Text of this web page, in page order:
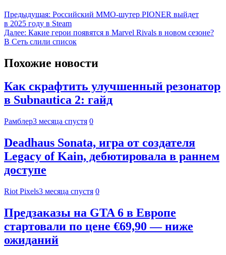
Предыдущая: Российский MMO-шутер PIONER выйдет
в 2025 году в Steam
Далее: Какие герои появятся в Marvel Rivals в новом сезоне?
В Сеть слили список
Похожие новости
Как скрафтить улучшенный резонатор
в Subnautica 2: гайд
Рамблер3 месяца спустя 0
Deadhaus Sonata, игра от создателя
Legacy of Kain, дебютировала в раннем
доступе
Riot Pixels3 месяца спустя 0
Предзаказы на GTA 6 в Европе
стартовали по цене €69,90 — ниже
ожиданий